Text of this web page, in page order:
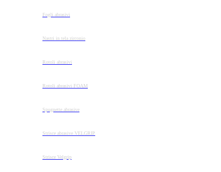
Fogli abrasivi
Nastri in tela zirconio
Rotoli abrasivi
Rotoli abrasivi FOAM
Spugnette abrasive
Strisce abrasive VELGRIP
Strisce Velgrip